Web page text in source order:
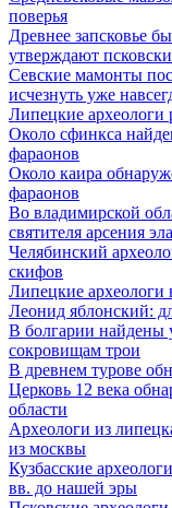
поверья
Древнее запсковье
утверждают
Севские мамонты
исчезнуть уже
Липецкие археологи
Около сфинкса
фараонов
Около каира
фараонов
Во владимирской
святителя арсения
Челябинский
скифов
Липецкие археологи
Леонид яблонский:
В болгарии найдены
сокровищам трои
В древнем турове
Церковь 12 века
области
Археологи из
из москвы
Кузбасские
вв. до нашей эры